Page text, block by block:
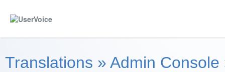
Translations » Admin Console